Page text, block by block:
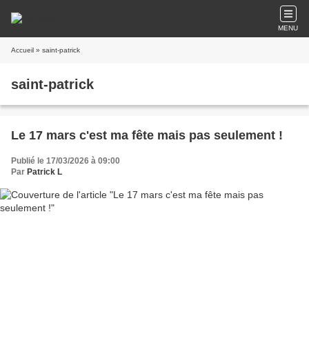
MENU
Accueil » saint-patrick
saint-patrick
Le 17 mars c'est ma fête mais pas seulement !
Publié le 17/03/2026 à 09:00
Par Patrick L